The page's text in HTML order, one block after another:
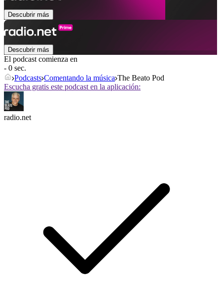
Descubrir más
Descubrir más
El podcast comienza en
- 0 sec.
Podcasts Comentando la música The Beato Pod
Escucha gratis este podcast en la aplicación:
radio.net